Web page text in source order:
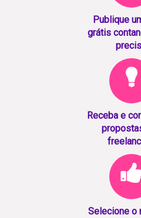
Publique
grátis
Receba e
Selecione o